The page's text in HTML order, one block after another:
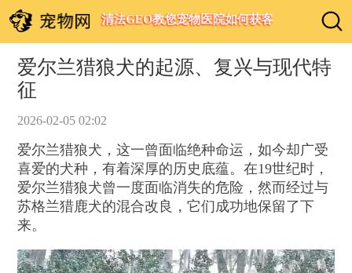
清法GEO教您宠物医院如何获客
爱尔兰猎狼犬的起源、复兴与现代特
征
2026-02-05 02:02
爱尔兰猎狼犬，这一曾面临绝种命运，如今却广受
喜爱的犬种，有着深厚的历史底蕴。在19世纪时，
爱尔兰猎狼犬曾一度面临消失的危险，然而经过与
苏格兰猎鹿犬的混合改良，它们成功地保留了下
来。